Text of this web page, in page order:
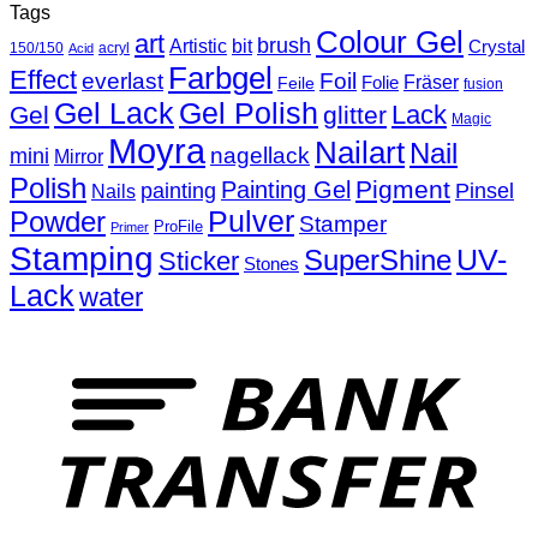
Tags
150/150 Acid acryl art Artistic bit brush Colour Gel Crystal
Effecteverlast Farbgel Feile Foil Folie Fräser fusion
Gel Gel Lack Gel Polish glitter Lack Magic
mini Mirror Moyra nagellack Nailart Nail
Polish Nails painting Painting Gel Pigment Pinsel
Powder Primer ProFile Pulver Stamper
Stamping Sticker Stones SuperShine UV-
Lack water